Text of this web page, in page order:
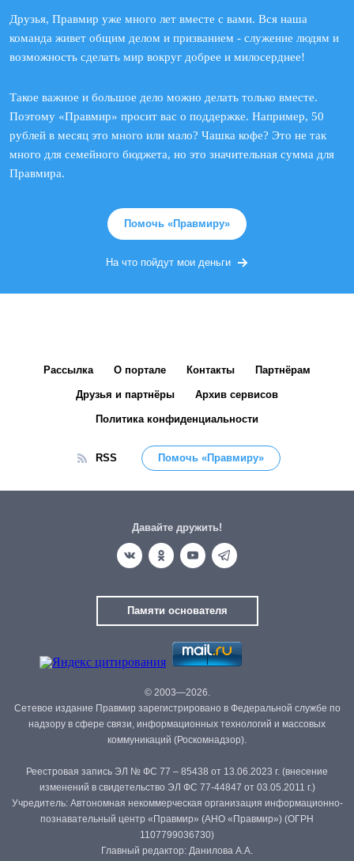
Друзья, Правмир уже много лет вместе с вами. Вся наша
команда живет общим делом и призванием - служение людям и
возможность сделать мир вокруг добрее и милосерднее!
Такое важное и большое дело можно делать только вместе.
Поэтому «Правмир» просит вас о поддержке. Например, 50
рублей в месяц это много или мало? Чашка кофе? Это не так
много для семейного бюджета, но это значительная сумма для
Правмира.
Помочь «Правмиру»
На что пойдут мои деньги
Рассылка О портале Контакты Партнёрам
Друзья и партнёры Архив сервисов
Политика конфиденциальности
RSS Помочь «Правмиру»
Давайте дружить!
Памяти основателя
© 2003—2026.
Сетевое издание Правмир зарегистрировано в Федеральной службе по
надзору в сфере связи, информационных технологий и массовых
коммуникаций (Роскомнадзор).
Реестровая запись ЭЛ № ФС 77 – 85438 от 13.06.2023 г. (внесение
изменений в свидетельство ЭЛ ФС 77-44847 от 03.05.2011 г.)
Учредитель: Автономная некоммерческая организация информационно-
познавательный центр «Правмир» (АНО «Правмир») (ОГРН
1107799036730)
Главный редактор: Данилова А.А.